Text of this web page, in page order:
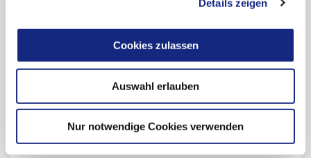
Details zeigen
Cookies zulassen
Auswahl erlauben
Nur notwendige Cookies verwenden
Anmeldung Newsletter "Drug Safety Mail"
Newsletter-Archiv "Drug Safety Mail"
(UAW)